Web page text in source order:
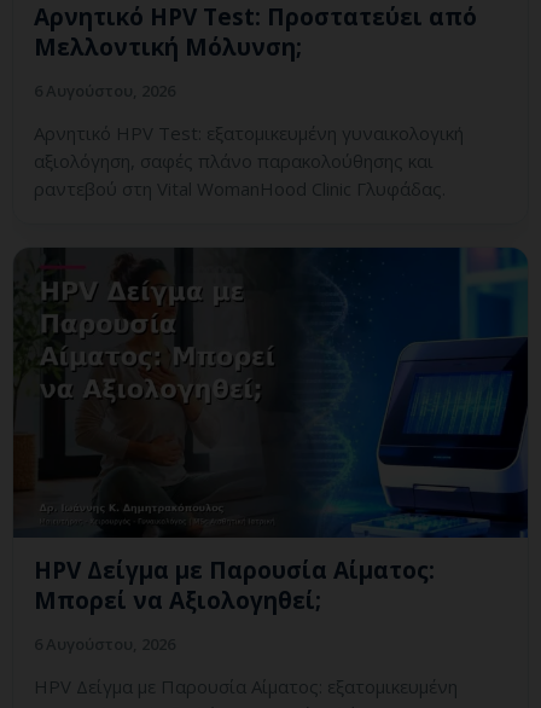
Αρνητικό HPV Test: Προστατεύει από
Μελλοντική Μόλυνση;
Αρνητικό HPV Test: εξατομικευμένη γυναικολογική
αξιολόγηση, σαφές πλάνο παρακολούθησης και
ραντεβού στη Vital WomanHood Clinic Γλυφάδας.
HPV Δείγμα με Παρουσία Αίματος:
Μπορεί να Αξιολογηθεί;
HPV Δείγμα με Παρουσία Αίματος: εξατομικευμένη